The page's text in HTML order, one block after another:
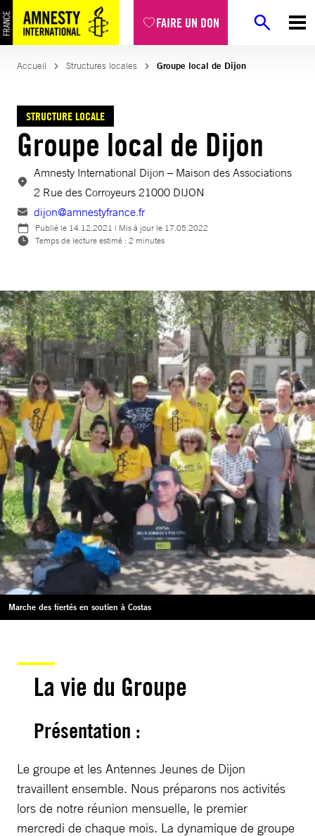
FAIRE UN DON
Aller
au
contenu
Accueil Structures locales Groupe local de Dijon
STRUCTURE LOCALE
Groupe local de Dijon
Amnesty International Dijon – Maison des Associations
2 Rue des Corroyeurs 21000 DIJON
dijon@amnestyfrance.fr
Publié le 14.12.2021 | Mis à jour le 17.05.2022
Temps de lecture estimé : 2 minutes
Marche des fiertés en soutien à Costas
La vie du Groupe
Présentation :
Le groupe et les Antennes Jeunes de Dijon
travaillent ensemble. Nous préparons nos activités
lors de notre réunion mensuelle, le premier
mercredi de chaque mois. La dynamique de groupe